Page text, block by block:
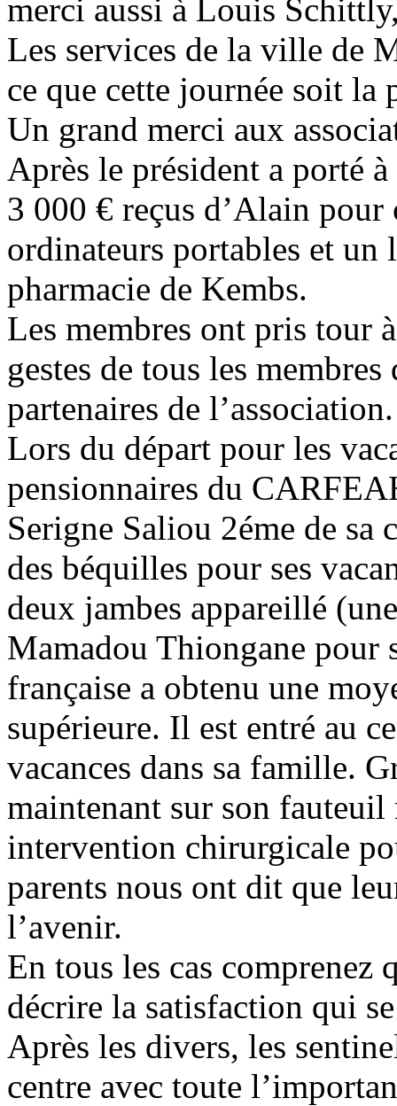
merci aussi à Louis
Les services de la ville de
ce que cette journée soit la
Un grand merci aux
Après le président a porté
3 000 € reçus d’Alain pour
ordinateurs portables et un
pharmacie de Kembs.
Les membres ont pris tour
gestes de tous les
partenaires de l’association.
Lors du départ pour les
pensionnaires du
Serigne Saliou 2éme de sa
des béquilles pour ses
deux jambes appareillé
Mamadou Thiongane pour
française a obtenu une
supérieure. Il est entré au
vacances dans sa famille.
maintenant sur son
intervention chirurgicale
parents nous ont dit que
l’avenir.
En tous les cas
décrire la satisfaction qui
Après les divers, les
centre avec toute